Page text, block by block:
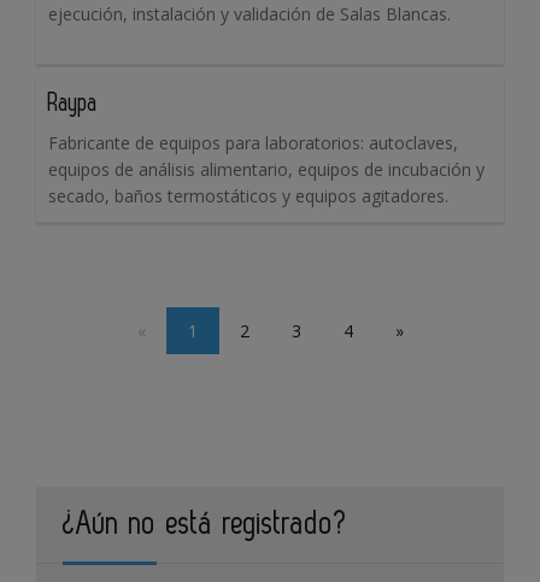
ejecución, instalación y validación de Salas Blancas.
Raypa
Fabricante de equipos para laboratorios: autoclaves,
equipos de análisis alimentario, equipos de incubación y
secado, baños termostáticos y equipos agitadores.
« 1 2 3 4 »
¿Aún no está registrado?